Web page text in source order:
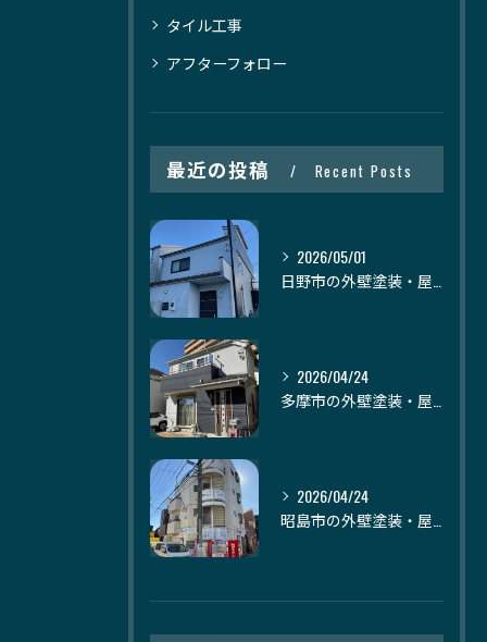
タイル工事
アフターフォロー
最近の投稿 Recent Posts
2026/05/01
日野市の外壁塗装・屋根塗装｜株式会社日建装社
2026/04/24
多摩市の外壁塗装・屋根塗装｜株式会社日建装社
2026/04/24
昭島市の外壁塗装・屋根塗装｜株式会社日建装社